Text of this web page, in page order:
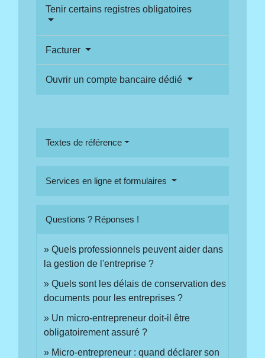
Tenir certains registres obligatoires
Facturer
Ouvrir un compte bancaire dédié
Textes de référence
Services en ligne et formulaires
Questions ? Réponses !
Quels professionnels peuvent aider dans
la gestion de l'entreprise ?
Quels sont les délais de conservation des
documents pour les entreprises ?
Un micro-entrepreneur doit-il être
obligatoirement assuré ?
Micro-entrepreneur : quand déclarer son